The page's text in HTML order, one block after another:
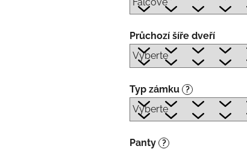
Průchozí šíře dveří
Typ zámku ?
Panty ?